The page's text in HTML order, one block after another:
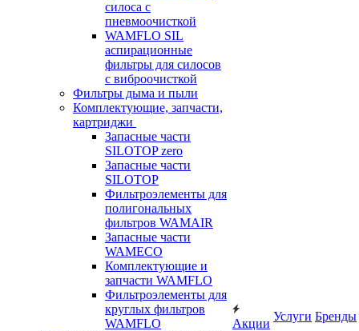
силоса c
пневмоочисткой
WAMFLO SIL
аспирационные
фильтры для силосов
с виброочисткой
Фильтры дыма и пыли
Комплектующие, запчасти,
картриджи
Запасные части
SILOTOP zero
Запасные части
SILOTOP
Фильтроэлементы для
полигональных
фильтров WAMAIR
Запасные части
WAMECO
Комплектующие и
запчасти WAMFLO
Фильтроэлементы для
круглых фильтров
WAMFLO
Акции
Услуги Бренды